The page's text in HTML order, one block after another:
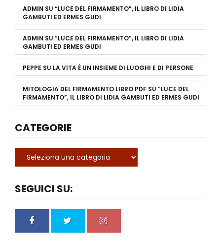
ADMIN SU “LUCE DEL FIRMAMENTO”, IL LIBRO DI LIDIA
GAMBUTI ED ERMES GUDI
ADMIN SU “LUCE DEL FIRMAMENTO”, IL LIBRO DI LIDIA
GAMBUTI ED ERMES GUDI
PEPPE SU LA VITA È UN INSIEME DI LUOGHI E DI PERSONE
MITOLOGIA DEL FIRMAMENTO LIBRO PDF SU “LUCE DEL
FIRMAMENTO”, IL LIBRO DI LIDIA GAMBUTI ED ERMES GUDI
CATEGORIE
SEGUICI SU: